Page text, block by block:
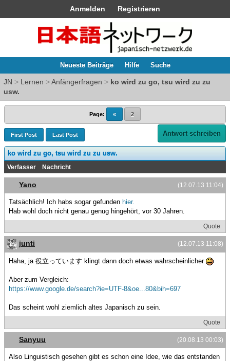
Anmelden Registrieren
Neueste Beiträge Hilfe Suche
JN > Lernen >Anfängerfragen > ko wird zu go, tsu wird zu zu
usw.
Page: « 2
First Post Last Post Antwort schreiben
ko wird zu go, tsu wird zu zu usw.
Verfasser Nachricht
(12.07.13 11:04)
Yano
Tatsächlich! Ich habs sogar gefunden hier.
Hab wohl doch nicht genau genug hingehört, vor 30 Jahren.
Quote
(12.07.13 11:08)
junti
Haha, ja 役立っています klingt dann doch etwas wahrscheinlicher
Aber zum Vergleich:
https://www.google.de/search?ie=UTF-8&oe...80&bih=697
Das scheint wohl ziemlich altes Japanisch zu sein.
Quote
(20.08.13 00:03)
Sanyuu
Also Linguistisch gesehen gibt es schon eine Idee, wie das entstanden